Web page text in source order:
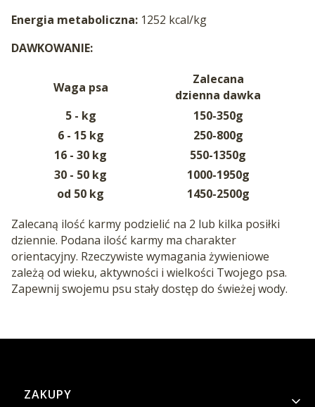
Energia metaboliczna: 1252 kcal/kg
DAWKOWANIE:
Waga psa
Zalecana
dzienna dawka
5 - kg
150-350g
6 - 15 kg
250-800g
16 - 30 kg
550-1350g
30 - 50 kg
1000-1950g
od 50 kg
1450-2500g
Zalecaną ilość karmy podzielić na 2 lub kilka posiłki
dziennie. Podana ilość karmy ma charakter
orientacyjny. Rzeczywiste wymagania żywieniowe
zależą od wieku, aktywności i wielkości Twojego psa.
Zapewnij swojemu psu stały dostęp do świeżej wody.
Linki w stopce
ZAKUPY